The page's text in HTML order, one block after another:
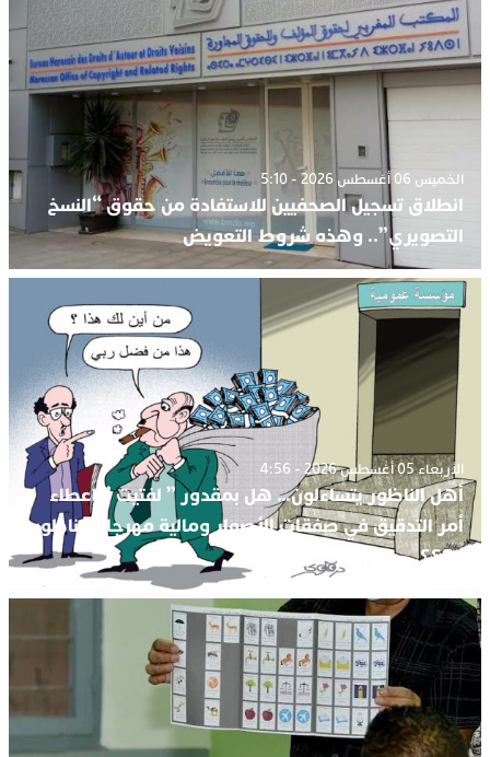
الخميس 06 أغسطس 2026 - 5:10
انطلاق تسجيل الصحفيين للاستفادة من حقوق “النسخ
التصويري”.. وهذه شروط التعويض
الأربعاء 05 أغسطس 2026 - 4:56
أهل الناظور يتساءلون… هل بمقدور ” لفتيت ” إعطاء
أمر التدقيق في صفقات الأصوار ومالية مهرجان الناظور
..؟؟؟.